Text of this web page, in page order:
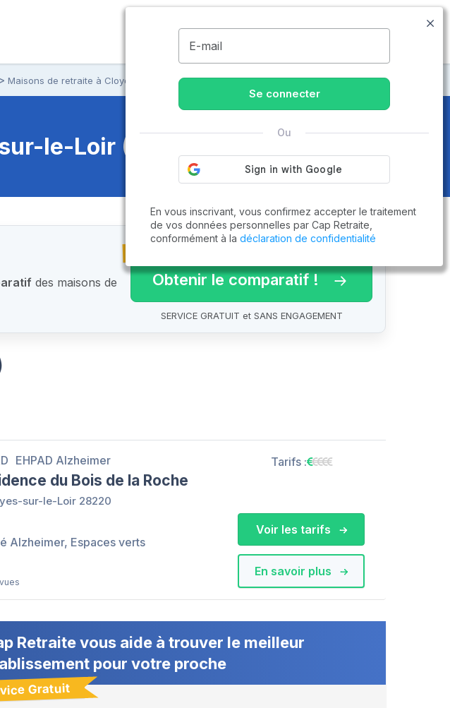
09.74.59.59.57
Maisons de retraite à Cloyes-sur-le-Loir
le-Loir (28220)
des maisons de
Obtenir le comparatif !
SERVICE GRATUIT et SANS ENGAGEMENT
EHPAD Alzheimer
du Bois de la Roche
sur-le-Loir 28220
Alzheimer, Espaces verts
Tarifs :
En savoir plus
Voir les tarifs
Retraite vous aide à trouver le meilleur
pour votre proche
Gratuit
E-mail
Se connecter
Ou
En vous inscrivant, vous confirmez accepter le traitement
de vos données personnelles par Cap Retraite,
conformément à la déclaration de confidentialité